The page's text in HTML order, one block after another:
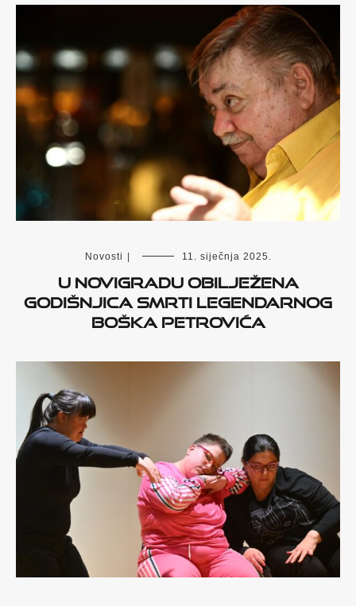
Novosti | 11. siječnja 2025.
U Novigradu obilježena
godišnjica smrti legendarnog
Boška Petrovića